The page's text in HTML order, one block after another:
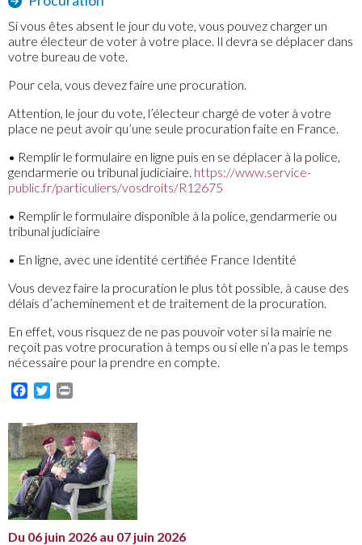
Si vous êtes absent le jour du vote, vous pouvez charger un
autre électeur de voter à votre place. Il devra se déplacer dans
votre bureau de vote.
Pour cela, vous devez faire une procuration.
Attention, le jour du vote, l’électeur chargé de voter à votre
place ne peut avoir qu’une seule procuration faite en France.
• Remplir le formulaire en ligne puis en se déplacer à la police,
gendarmerie ou tribunal judiciaire. https://www.service-
public.fr/particuliers/vosdroits/R12675
• Remplir le formulaire disponible à la police, gendarmerie ou
tribunal judiciaire
• En ligne, avec une identité certifiée France Identité
Vous devez faire la procuration le plus tôt possible, à cause des
délais d’acheminement et de traitement de la procuration.
En effet, vous risquez de ne pas pouvoir voter si la mairie ne
reçoit pas votre procuration à temps ou si elle n’a pas le temps
nécessaire pour la prendre en compte.
Facebook
Twitter
Du 06 juin 2026 au 07 juin 2026